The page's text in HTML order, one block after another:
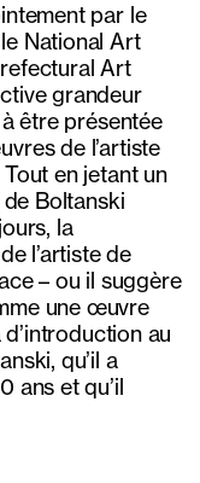
par le
National Art
Art
grandeur
être présentée
de l’artiste
en jetant un
Boltanski
la
l’artiste de
– ou il suggère
une œuvre
d’introduction au
qu’il a
ans et qu’il